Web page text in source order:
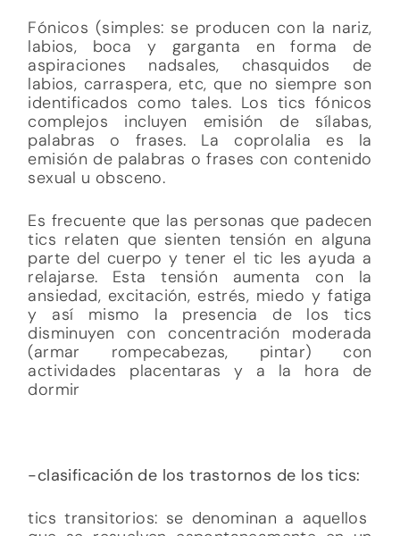
Fónicos (simples: se producen con la nariz,
labios, boca y garganta en forma de
aspiraciones nadsales, chasquidos de
labios, carraspera, etc, que no siempre son
identificados como tales. Los tics fónicos
complejos incluyen emisión de sílabas,
palabras o frases. La coprolalia es la
emisión de palabras o frases con contenido
sexual u obsceno.
Es frecuente que las personas que padecen
tics relaten que sienten tensión en alguna
parte del cuerpo y tener el tic les ayuda a
relajarse. Esta tensión aumenta con la
ansiedad, excitación, estrés, miedo y fatiga
y así mismo la presencia de los tics
disminuyen con concentración moderada
(armar rompecabezas, pintar) con
actividades placentaras y a la hora de
dormir
-clasificación de los trastornos de los tics:
tics transitorios: se denominan a aquellos